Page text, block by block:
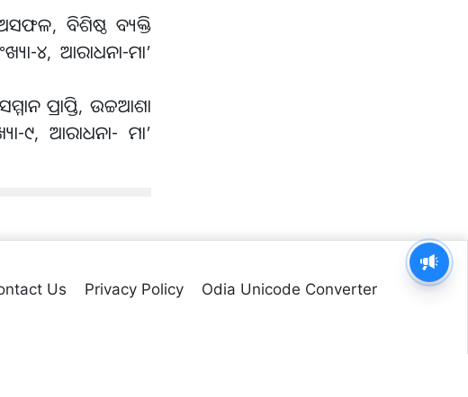
ବିଶିଷ୍ଠ ବ୍ୟକ୍ତି
୪, ଆରାଧନା-ମା’
ପ୍ରାପ୍ତି, ଉଚ୍ଚଆଶା
୯, ଆରାଧନା- ମା’
Us Privacy Policy Odia Unicode Converter